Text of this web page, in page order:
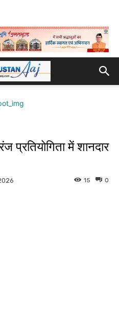
प्रतियोगिता में शानदार
0
15